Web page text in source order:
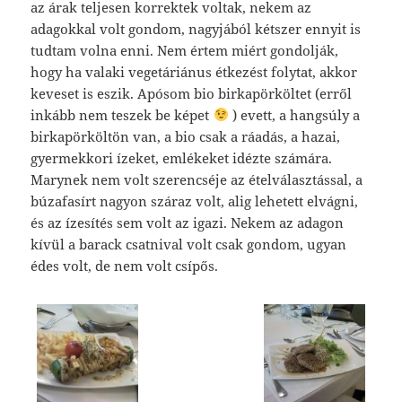
az árak teljesen korrektek voltak, nekem az
adagokkal volt gondom, nagyjából kétszer ennyit is
tudtam volna enni. Nem értem miért gondolják,
hogy ha valaki vegetáriánus étkezést folytat, akkor
keveset is eszik. Apósom bio birkapörköltet (erről
inkább nem teszek be képet
) evett, a hangsúly a
birkapörköltön van, a bio csak a ráadás, a hazai,
gyermekkori ízeket, emlékeket idézte számára.
Marynek nem volt szerencséje az ételválasztással, a
búzafasírt nagyon száraz volt, alig lehetett elvágni,
és az ízesítés sem volt az igazi. Nekem az adagon
kívül a barack csatnival volt csak gondom, ugyan
édes volt, de nem volt csípős.